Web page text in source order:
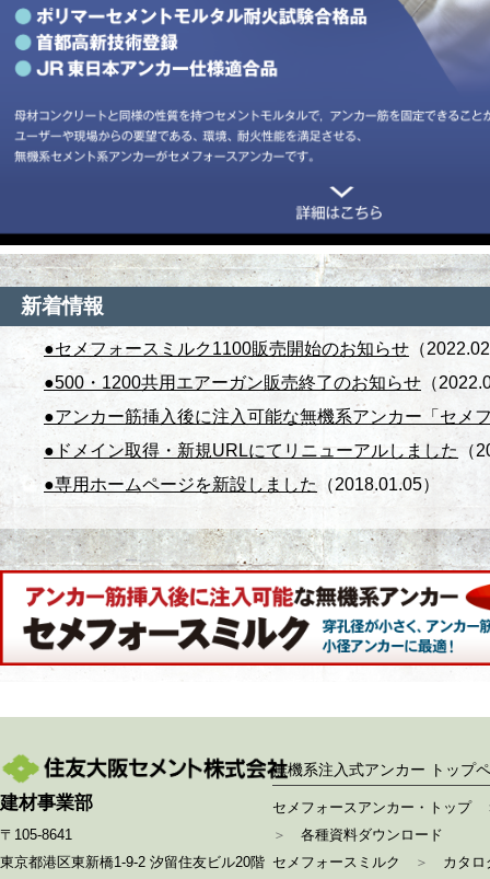
新着情報
●セメフォースミルク1100販売開始のお知らせ （
●500・1200共用エアーガン販売終了のお知らせ （
●アンカー筋挿入後に注入可能な無機系アンカー「セメ
●ドメイン取得・新規URLにてリニューアルしました
（
●専用ホームページを新設しました（2018.01.05）
建材事業部
〒105-8641
東京都港区東新橋1-9-2 汐留住友ビル20階
無機系注入式アンカー トップ
セメフォースアンカー・トップ
＞ 各種資料ダウンロード
セメフォースミルク
＞ カタロ